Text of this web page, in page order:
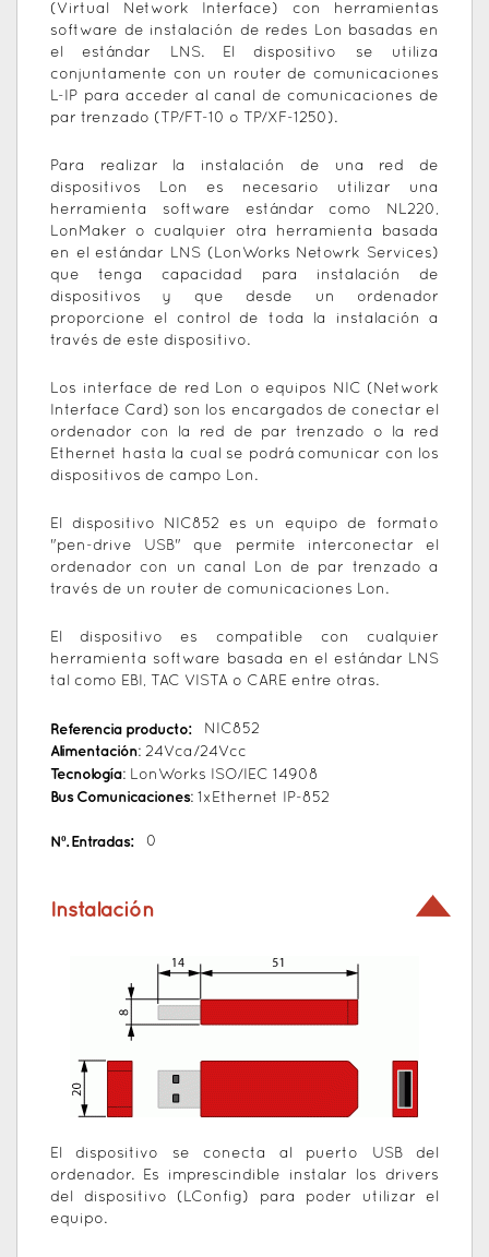
(Virtual Network Interface) con herramientas
software de instalación de redes Lon basadas en
el estándar LNS. El dispositivo se utiliza
conjuntamente con un router de comunicaciones
L-IP para acceder al canal de comunicaciones de
par trenzado (TP/FT-10 o TP/XF-1250).
Para realizar la instalación de una red de
dispositivos Lon es necesario utilizar una
herramienta software estándar como NL220,
LonMaker o cualquier otra herramienta basada
en el estándar LNS (LonWorks Netowrk Services)
que tenga capacidad para instalación de
dispositivos y que desde un ordenador
proporcione el control de toda la instalación a
través de este dispositivo.
Los interface de red Lon o equipos NIC (Network
Interface Card) son los encargados de conectar el
ordenador con la red de par trenzado o la red
Ethernet hasta la cual se podrá comunicar con los
dispositivos de campo Lon.
El dispositivo NIC852 es un equipo de formato
"pen-drive USB" que permite interconectar el
ordenador con un canal Lon de par trenzado a
través de un router de comunicaciones Lon.
El dispositivo es compatible con cualquier
herramienta software basada en el estándar LNS
tal como EBI, TAC VISTA o CARE entre otras.
Referencia producto:
NIC852
Alimentación: 24Vca/24Vcc
Tecnología: LonWorks ISO/IEC 14908
Bus Comunicaciones: 1xEthernet IP-852
Nº. Entradas: 0
Instalación
El dispositivo se conecta al puerto USB del
ordenador. Es imprescindible instalar los drivers
del dispositivo (LConfig) para poder utilizar el
equipo.